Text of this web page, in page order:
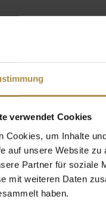
verwendet Cookies
Cookies, um Inhalte
auf unsere Website
Partner für soziale
mit weiteren Daten
haben.